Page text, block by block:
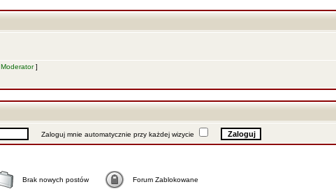
Moderator]
Zaloguj mnie automatycznie przy każdej wizycie
Brak nowych postów Forum Zablokowane